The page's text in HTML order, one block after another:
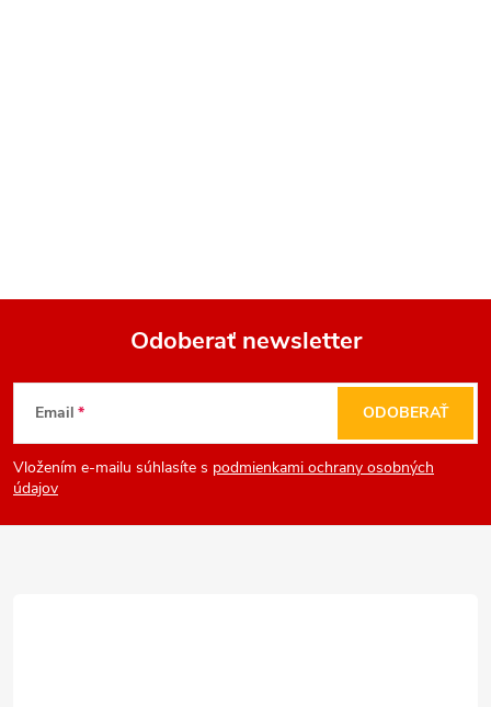
Z
á
p
Odoberať newsletter
Email
Vložením e-mailu súhlasíte s podmienkami ochrany osobných
údajov
ODOBERAŤ